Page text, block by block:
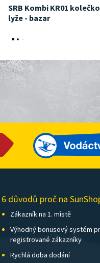
SRB Kombi KR01
lyže - bazar
6 důvodů proč na
Zákazník na 1. místě
Výhodný bonusový systém
registrované zákazníky
Rychlá doba dodání